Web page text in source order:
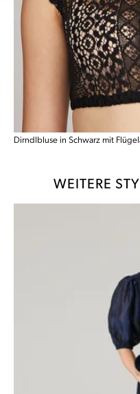
Dirndlbluse in Schwarz mit
WEITERE